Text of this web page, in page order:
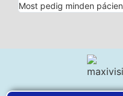
Most pedig minden